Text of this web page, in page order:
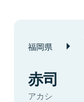
福岡県
赤司
アカシ